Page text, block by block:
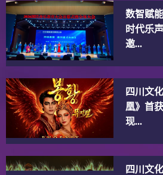
数智赋
时代乐
邀...
四川文
凰》首
现...
四川文